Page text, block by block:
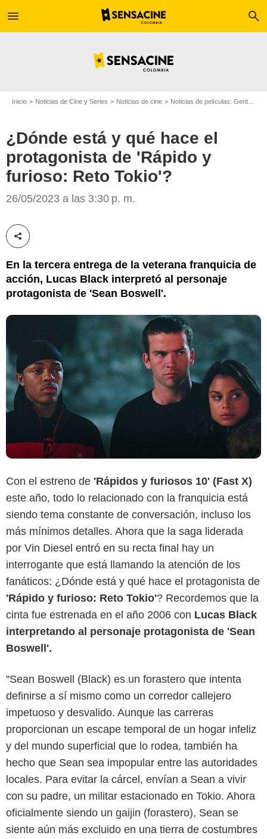
menu search
Inicio Noticias de Cine y Series Noticias de cine Noticias de películas: Gente
¿Dónde está y qué hace el
protagonista de 'Rápido y
furioso: Reto Tokio'?
26/05/2023 a las 3:30 p. m.
Compartir esta noticia
En la tercera entrega de la veterana franquicia de
acción, Lucas Black interpretó al personaje
protagonista de 'Sean Boswell'.
'Rápido y furioso: Reto Tokio'
Con el estreno de 'Rápidos y furiosos 10' (Fast X)
este año, todo lo relacionado con la franquicia está
siendo tema constante de conversación, incluso los
más mínimos detalles. Ahora que la saga liderada
por Vin Diesel entró en su recta final hay un
interrogante que está llamando la atención de los
fanáticos: ¿Dónde está y qué hace el protagonista de
'Rápido y furioso: Reto Tokio'? Recordemos que la
cinta fue estrenada en el año 2006 con Lucas Black
interpretando al personaje protagonista de 'Sean
Boswell'.
"Sean Boswell (Black) es un forastero que intenta
definirse a sí mismo como un corredor callejero
impetuoso y desvalido. Aunque las carreras
proporcionan un escape temporal de un hogar infeliz
y del mundo superficial que lo rodea, también ha
hecho que Sean sea impopular entre las autoridades
locales. Para evitar la cárcel, envían a Sean a vivir
con su padre, un militar estacionado en Tokio. Ahora
oficialmente siendo un gaijin (forastero), Sean se
siente aún más excluido en una tierra de costumbres